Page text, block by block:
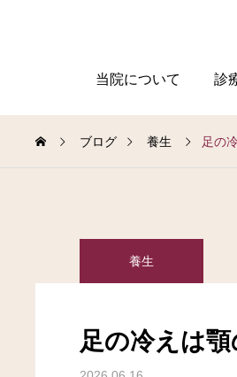
当院について 診
ブログ 養生 足の
養生
足の冷えは